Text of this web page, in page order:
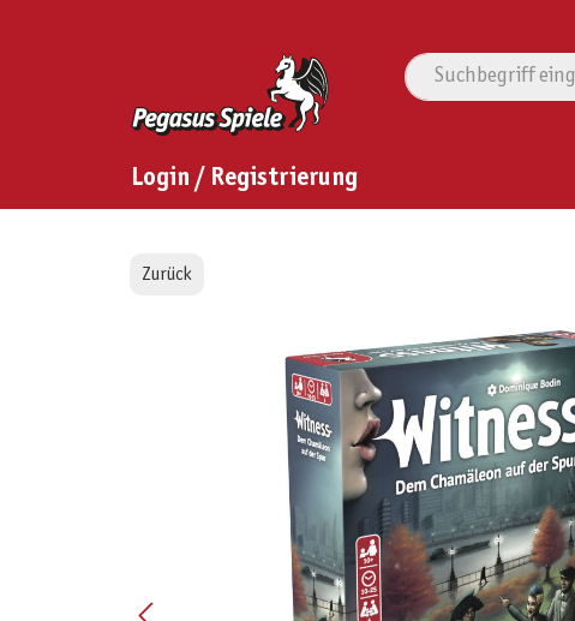
Login / Registrierung
Zurück
Bildergalerie überspringen